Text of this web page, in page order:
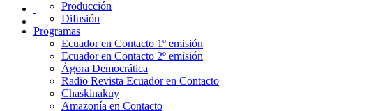
Producción
Difusión
Programas
Ecuador en Contacto 1º emisión
Ecuador en Contacto 2º emisión
Ágora Democrática
Radio Revista Ecuador en Contacto
Chaskinakuy
Amazonía en Contacto